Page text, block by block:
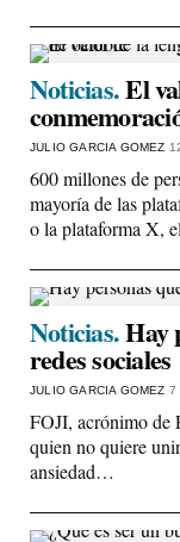
Noticias.El
JULIO GARCIA GOMEZ
600 millones de
mayoría de las
o la plataforma X,
Noticias.Hay
redes sociales
JULIO GARCIA GOMEZ 7
FOJI, acrónimo de
quien no quiere
ansiedad…